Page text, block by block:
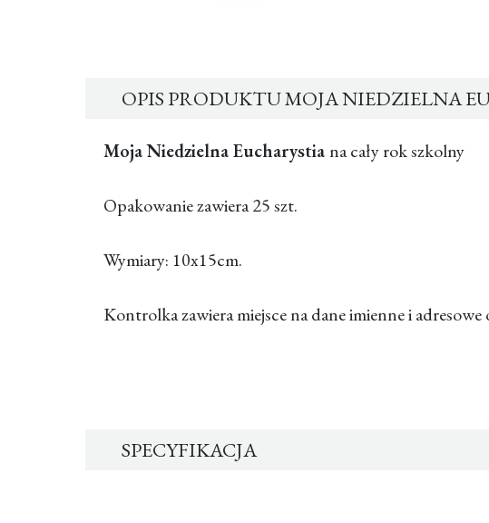
OPIS PRODUKTU MOJA NIEDZIELNA
Moja Niedzielna Eucharystiana cały rok szkolny
Opakowanie zawiera 25 szt.
Wymiary: 10x15cm.
Kontrolka zawiera miejsce na dane imienne i
SPECYFIKACJA